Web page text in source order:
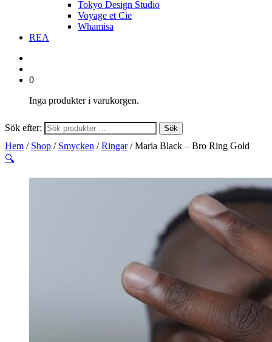
Tokyo Design Studio
Voyage et Cie
Whamisa
REA
0
Inga produkter i varukorgen.
Sök efter: Sök
Hem / Shop / Smycken /Ringar/ Maria Black – Bro Ring Gold
🔍